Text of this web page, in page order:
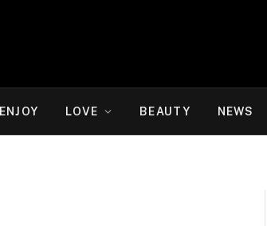
ENJOY LOVE BEAUTY NEWS